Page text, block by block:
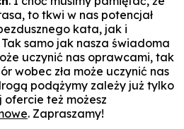
to tkwi w nas potencjał
kata, jak i
samo jak nasza świadoma
uczynić nas oprawcami, tak
wobec zła może uczynić nas
podążymy zależy już tylko
ofercie też możesz
. Zapraszamy!